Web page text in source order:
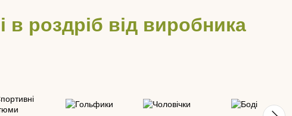
роздріб від виробника